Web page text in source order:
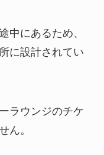
中にあるため、
に設計されてい
ラウンジのチケ
ん。